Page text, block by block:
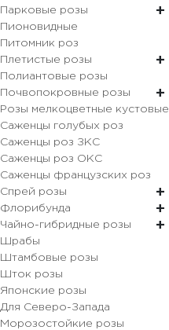
Парковые розы
Пионовидные
Питомник роз
Плетистые розы
Полиантовые розы
Почвопокровные розы
Розы мелкоцветные кустовые
Саженцы голубых роз
Саженцы роз ЗКС
Саженцы роз ОКС
Саженцы французских роз
Спрей розы
Флорибунда
Чайно-гибридные розы
Шрабы
Штамбовые розы
Шток розы
Японские розы
Для Северо-Запада
Морозостойкие розы